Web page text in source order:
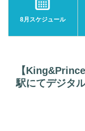
8月スケジュール
【
駅にてデジタ